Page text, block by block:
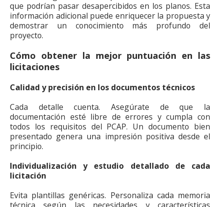
que podrían pasar desapercibidos en los planos. Esta
información adicional puede enriquecer la propuesta y
demostrar un conocimiento más profundo del
proyecto.
Cómo obtener la mejor puntuación en las
licitaciones
Calidad y precisión en los documentos técnicos
Cada detalle cuenta. Asegúrate de que la
documentación esté libre de errores y cumpla con
todos los requisitos del PCAP. Un documento bien
presentado genera una impresión positiva desde el
principio.
Individualización y estudio detallado de cada
licitación
Evita plantillas genéricas. Personaliza cada memoria